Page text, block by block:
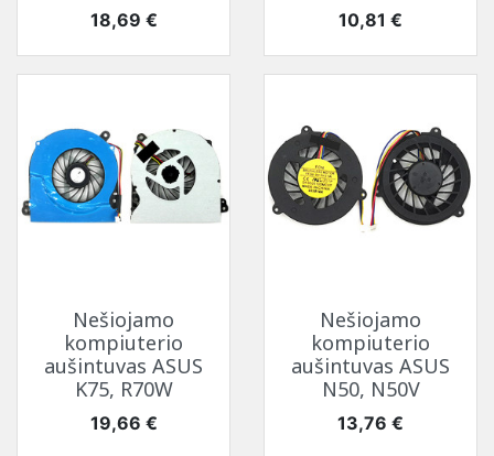
Kaina
18,69 € Kaina
10,81 €
Nešiojamo
kompiuterio
aušintuvas ASUS
K75, R70W
Kaina
19,66 €
Nešiojamo
kompiuterio
aušintuvas ASUS
N50, N50V
Kaina
13,76 €